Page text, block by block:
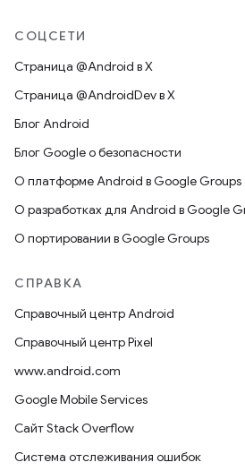
СОЦСЕТИ
Страница @Android в X
Страница @AndroidDev в X
Блог Android
Блог Google о безопасности
О платформе Android в Google Groups
О разработках для Android в Google
О портировании в Google Groups
СПРАВКА
Справочный центр Android
Справочный центр Pixel
www.android.com
Google Mobile Services
Сайт Stack Overflow
Система отслеживания ошибок